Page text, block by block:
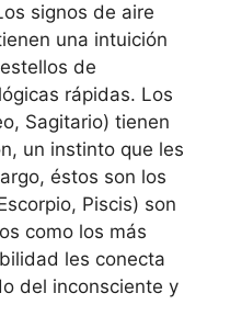
signos de aire
una intuición
de
rápidas. Los
Sagitario) tienen
un instinto que les
éstos son los
Piscis) son
como los más
les conecta
del inconsciente y